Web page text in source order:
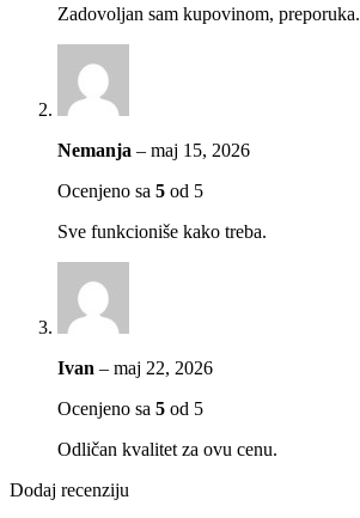
Zadovoljan sam kupovinom, preporuka.
Nemanja – maj 15, 2026
Ocenjeno sa 5 od 5
Sve funkcioniše kako treba.
Ivan – maj 22, 2026
Ocenjeno sa 5 od 5
Odličan kvalitet za ovu cenu.
Dodaj recenziju